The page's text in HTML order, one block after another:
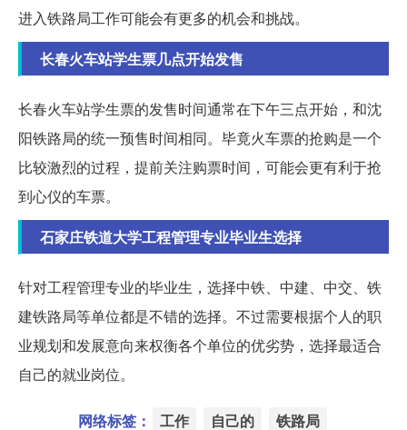
进入铁路局工作可能会有更多的机会和挑战。
长春火车站学生票几点开始发售
长春火车站学生票的发售时间通常在下午三点开始，和沈
阳铁路局的统一预售时间相同。毕竟火车票的抢购是一个
比较激烈的过程，提前关注购票时间，可能会更有利于抢
到心仪的车票。
石家庄铁道大学工程管理专业毕业生选择
针对工程管理专业的毕业生，选择中铁、中建、中交、铁
建铁路局等单位都是不错的选择。不过需要根据个人的职
业规划和发展意向来权衡各个单位的优劣势，选择最适合
自己的就业岗位。
网络标签： 工作 自己的 铁路局